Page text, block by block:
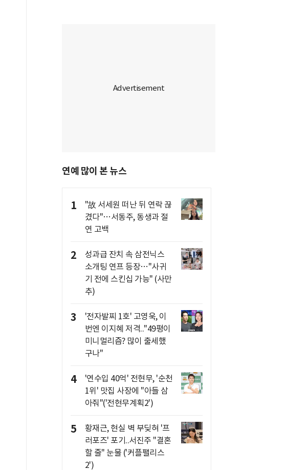
연예 많이 본 뉴스
1
"故 서세원 떠난 뒤 연락 끊
겼다"…서동주, 동생과 절
연 고백
2
성과급 잔치 속 삼전닉스
소개팅 연프 등장…"사귀
기 전에 스킨십 가능" (사만
추)
3
'전자발찌 1호' 고영욱, 이
번엔 이지혜 저격.."49평이
미니멀리즘? 많이 출세했
구나"
4
'연수입 40억' 전현무, '순천
1위' 맛집 사장에 "아들 삼
아줘"('전현무계획2')
5
황재근, 현실 벽 부딪혀 '프
러포즈' 포기..서진주 "결혼
할 줄" 눈물 ('커플팰리스
2')